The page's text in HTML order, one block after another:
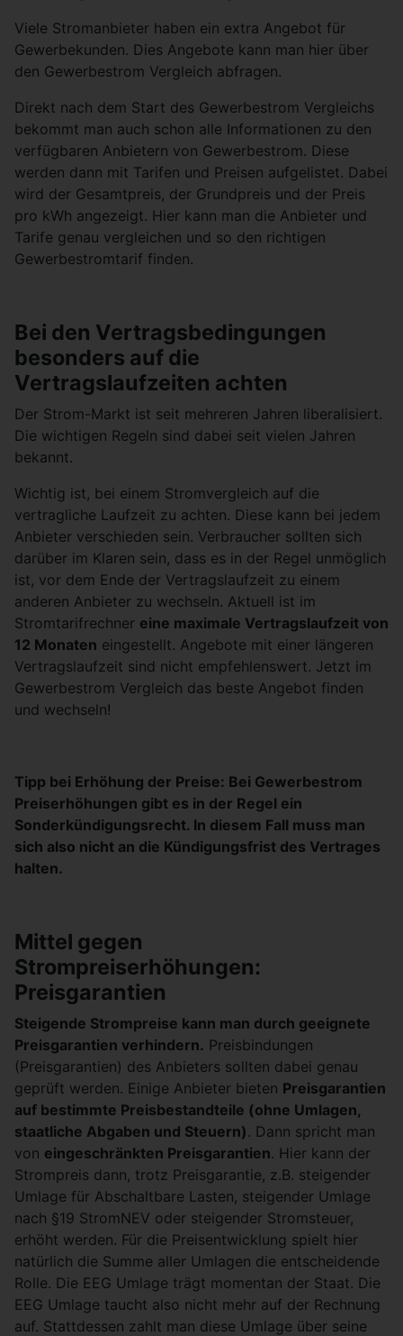
Viele Stromanbieter haben ein extra Angebot für
Gewerbekunden. Dies Angebote kann man hier über
den Gewerbestrom Vergleich abfragen.
Direkt nach dem Start des Gewerbestrom Vergleichs
bekommt man auch schon alle Informationen zu den
verfügbaren Anbietern von Gewerbestrom. Diese
werden dann mit Tarifen und Preisen aufgelistet. Dabei
wird der Gesamtpreis, der Grundpreis und der Preis
pro kWh angezeigt. Hier kann man die Anbieter und
Tarife genau vergleichen und so den richtigen
Gewerbestromtarif finden.
Bei den Vertragsbedingungen
besonders auf die
Vertragslaufzeiten achten
Der Strom-Markt ist seit mehreren Jahren liberalisiert.
Die wichtigen Regeln sind dabei seit vielen Jahren
bekannt.
Wichtig ist, bei einem Stromvergleich auf die
vertragliche Laufzeit zu achten. Diese kann bei jedem
Anbieter verschieden sein. Verbraucher sollten sich
darüber im Klaren sein, dass es in der Regel unmöglich
ist, vor dem Ende der Vertragslaufzeit zu einem
anderen Anbieter zu wechseln. Aktuell ist im
Stromtarifrechner eine maximale Vertragslaufzeit von
12 Monaten eingestellt. Angebote mit einer längeren
Vertragslaufzeit sind nicht empfehlenswert. Jetzt im
Gewerbestrom Vergleich das beste Angebot finden
und wechseln!
Tipp bei Erhöhung der Preise: Bei Gewerbestrom
Preiserhöhungen gibt es in der Regel ein
Sonderkündigungsrecht. In diesem Fall muss man
sich also nicht an die Kündigungsfrist des Vertrages
halten.
Mittel gegen
Strompreiserhöhungen:
Preisgarantien
Steigende Strompreise kann man durch geeignete
Preisgarantien verhindern. Preisbindungen
(Preisgarantien) des Anbieters sollten dabei genau
geprüft werden. Einige Anbieter bieten Preisgarantien
auf bestimmte Preisbestandteile (ohne Umlagen,
staatliche Abgaben und Steuern) . Dann spricht man
von eingeschränkten Preisgarantien. Hier kann der
Strompreis dann, trotz Preisgarantie, z.B. steigender
Umlage für Abschaltbare Lasten, steigender Umlage
nach §19 StromNEV oder steigender Stromsteuer,
erhöht werden. Für die Preisentwicklung spielt hier
natürlich die Summe aller Umlagen die entscheidende
Rolle. Die EEG Umlage trägt momentan der Staat. Die
EEG Umlage taucht also nicht mehr auf der Rechnung
auf. Stattdessen zahlt man diese Umlage über seine